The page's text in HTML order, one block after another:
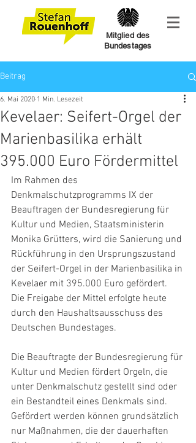
Mitglied des
Bundestages
Beitrag
Kevelaer: Seifert-Orgel der
Marienbasilika erhält
395.000 Euro Fördermittel
6. Mai 2020 1 Min. Lesezeit
Im Rahmen des
Denkmalschutzprogramms IX der
Beauftragen der Bundesregierung für
Kultur und Medien, Staatsministerin
Monika Grütters, wird die Sanierung und
Rückführung in den Ursprungszustand
der Seifert-Orgel in der Marienbasilika in
Kevelaer mit 395.000 Euro gefördert.
Die Freigabe der Mittel erfolgte heute
durch den Haushaltsausschuss des
Deutschen Bundestages.
Die Beauftragte der Bundesregierung für
Kultur und Medien fördert Orgeln, die
unter Denkmalschutz gestellt sind oder
ein Bestandteil eines Denkmals sind.
Gefördert werden können grundsätzlich
nur Maßnahmen, die der dauerhaften